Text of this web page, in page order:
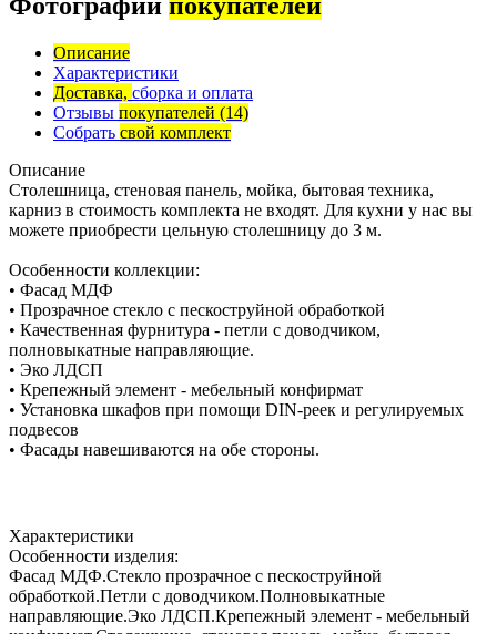
Фотографии покупателей
Описание
Характеристики
Доставка, сборка и оплата
Отзывы покупателей (14)
Собрать свой комплект
Описание
Столешница, стеновая панель, мойка, бытовая техника,
карниз в стоимость комплекта не входят. Для кухни у нас вы
можете приобрести цельную столешницу до 3 м.
Особенности коллекции:
• Фасад МДФ
• Прозрачное стекло с пескоструйной обработкой
• Качественная фурнитура - петли с доводчиком,
полновыкатные направляющие.
• Эко ЛДСП
• Крепежный элемент - мебельный конфирмат
• Установка шкафов при помощи DIN-реек и регулируемых
подвесов
• Фасады навешиваются на обе стороны.
Характеристики
Особенности изделия:
Фасад МДФ.Стекло прозрачное с пескоструйной
обработкой.Петли с доводчиком.Полновыкатные
направляющие.Эко ЛДСП.Крепежный элемент - мебельный